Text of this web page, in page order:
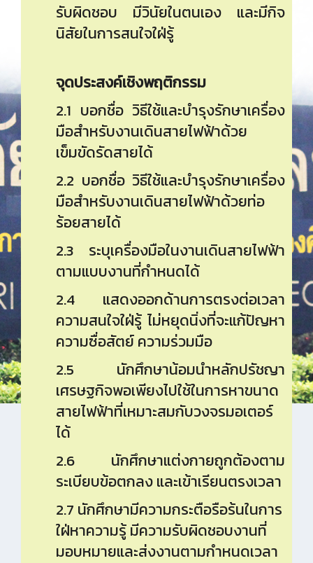
รับผิดชอบ มีวินัยในตนเอง และมีกิจ
นิสัยในการสนใจใฝ่รู้
จุดประสงค์เชิงพฤติกรรม
2.1 บอกชื่อ วิธีใช้และบำรุงรักษาเครื่อง
มือสำหรับงานเดินสายไฟฟ้าด้วย
เข็มขัดรัดสายได้
2.2 บอกชื่อ วิธีใช้และบำรุงรักษาเครื่อง
มือสำหรับงานเดินสายไฟฟ้าด้วยท่อ
ร้อยสายได้
2.3 ระบุเครื่องมือในงานเดินสายไฟฟ้า
ตามแบบงานที่กำหนดได้
2.4 แสดงออกด้านการตรงต่อเวลา
ความสนใจใฝ่รู้ ไม่หยุดนิ่งที่จะแก้ปัญหา
ความซื่อสัตย์ ความร่วมมือ
2.5 นักศึกษาน้อมนำหลักปรัชญา
เศรษฐกิจพอเพียงไปใช้ในการหาขนาด
สายไฟฟ้าที่เหมาะสมกับวงจรมอเตอร์
ได้
2.6 นักศึกษาแต่งกายถูกต้องตาม
ระเบียบข้อตกลง และเข้าเรียนตรงเวลา
2.7 นักศึกษามีความกระตือรือร้นในการ
ใฝ่หาความรู้ มีความรับผิดชอบงานที่
มอบหมายและส่งงานตามกำหนดเวลา